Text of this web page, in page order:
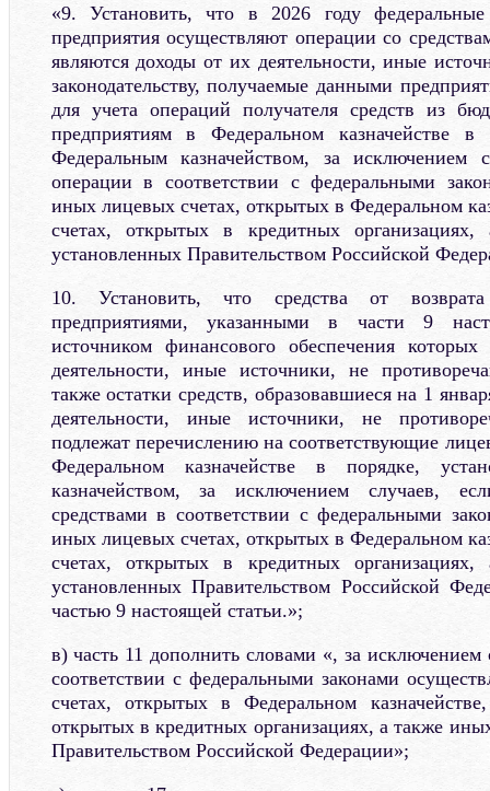
«9. Установить, что в 2026 году
предприятия осуществляют операции со
являются доходы от их деятельности, иные
законодательству, получаемые данными
для учета операций получателя средств из
предприятиям в Федеральном казначействе в
Федеральным казначейством, за исключением
операции в соответствии с федеральными
иных лицевых счетах, открытых в Федеральном
счетах, открытых в кредитных
установленных Правительством Российской
10. Установить, что средства от
предприятиями, указанными в части 9
источником финансового обеспечения
деятельности, иные источники, не
также остатки средств, образовавшиеся на 1
деятельности, иные источники, не
подлежат перечислению на соответствующие
Федеральном казначействе в порядке,
казначейством, за исключением случаев,
средствами в соответствии с федеральными
иных лицевых счетах, открытых в Федеральном
счетах, открытых в кредитных
установленных Правительством Российской
частью 9 настоящей статьи.»;
в) часть 11 дополнить словами «, за исключением
соответствии с федеральными законами
счетах, открытых в Федеральном
открытых в кредитных организациях, а также
Правительством Российской Федерации»;